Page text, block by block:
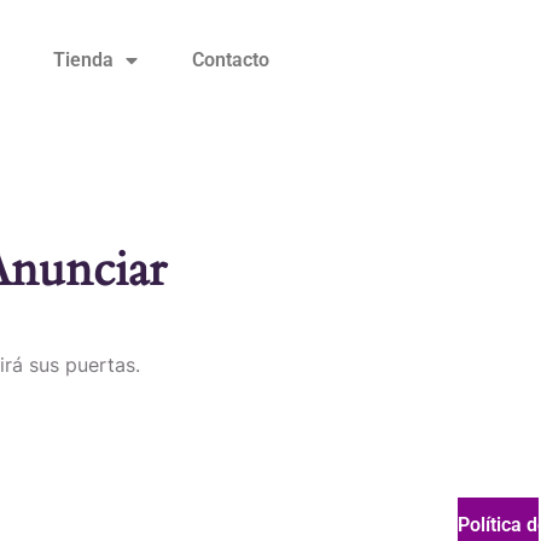
Tienda Contacto
sus puertas.
Política